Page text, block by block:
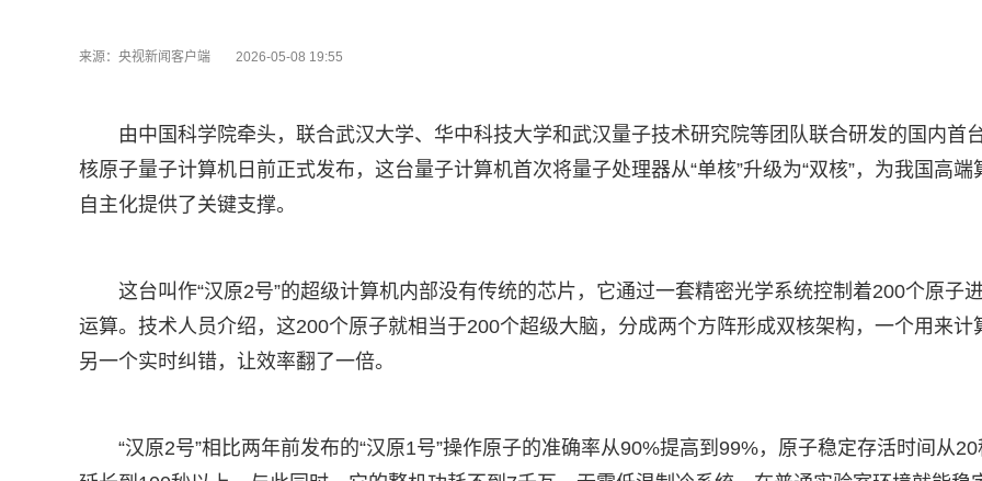
来源：央视新闻客户端 2026-05-08 19:55
由中国科学院牵头，联合武汉大学、华中科技大学和武汉量子技术研究院等团队联合研发的国内首
核原子量子计算机日前正式发布，这台量子计算机首次将量子处理器从“单核”升级为“双核”，为我国高端
自主化提供了关键支撑。
这台叫作“汉原2号”的超级计算机内部没有传统的芯片，它通过一套精密光学系统控制着200个原子
运算。技术人员介绍，这200个原子就相当于200个超级大脑，分成两个方阵形成双核架构，一个用来计
另一个实时纠错，让效率翻了一倍。
“汉原2号”相比两年前发布的“汉原1号”操作原子的准确率从90%提高到99%，原子稳定存活时间从20